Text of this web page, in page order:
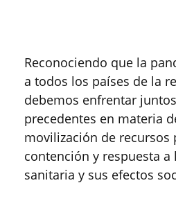
Reconociendo que la
a todos los países de la
debemos enfrentar
precedentes en materia
movilización de recursos
contención y respuesta a
sanitaria y sus efectos